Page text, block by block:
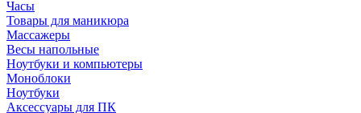
Часы
Товары для маникюра
Массажеры
Весы напольные
Ноутбуки и компьютеры
Моноблоки
Ноутбуки
Аксессуары для ПК